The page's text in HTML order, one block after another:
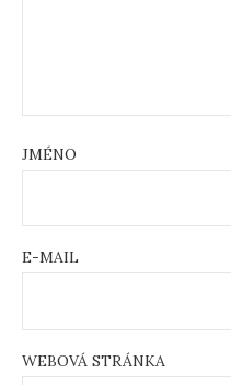
JMÉNO
E-MAIL
WEBOVÁ STRÁNKA